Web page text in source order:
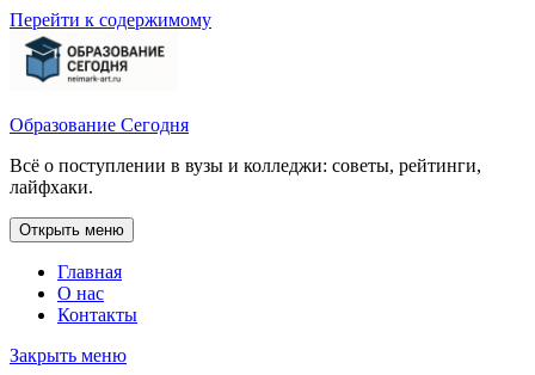
Перейти к содержимому
Образование Сегодня
Всё о поступлении в вузы и колледжи: советы, рейтинги,
лайфхаки.
Открыть меню
Главная
О нас
Контакты
Закрыть меню